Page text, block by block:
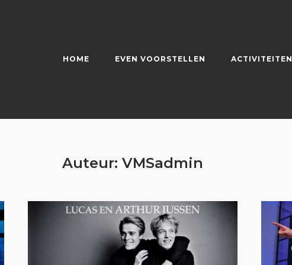
HOME EVEN VOORSTELLEN ACTIVITEITEN
Auteur: VMSadmin